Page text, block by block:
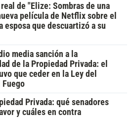
de "Elize: Sombras de una
película de Netflix sobre el
esposa que descuartizó a su
media sanción a la
de la Propiedad Privada: el
que ceder en la Ley del
Fuego
Privada: qué senadores
y cuáles en contra